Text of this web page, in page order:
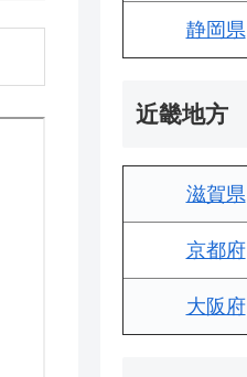
静岡県
近畿地方
滋賀県
京都府
大阪府